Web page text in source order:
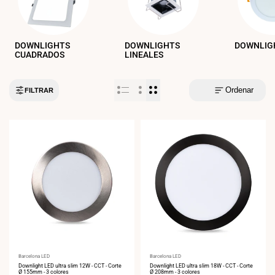
DOWNLIGHTS
CUADRADOS
DOWNLIGHTS
LINEALES
FILTRAR Ordenar
Proveedor:
Barcelona LED
Downlight LED ultra slim 12W - CCT - Corte
Ø 155mm - 3 colores
Proveedor:
Barcelona LED
Downlight LED ultra slim 18W - CCT - Corte
Ø 208mm - 3 colores